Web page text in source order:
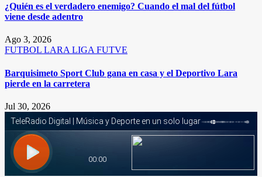
¿Quién es el verdadero enemigo? Cuando el mal del fútbol
viene desde adentro
Ago 3, 2026
FUTBOL LARALIGA FUTVE
Barquisimeto Sport Club gana en casa y el Deportivo Lara
pierde en la carretera
Jul 30, 2026